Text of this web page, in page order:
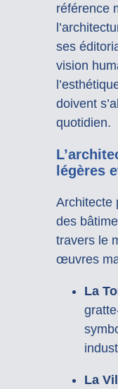
référence
ses
vision
doivent
quotidien.
légères
Architecte
des
travers le
œuvres
La
La